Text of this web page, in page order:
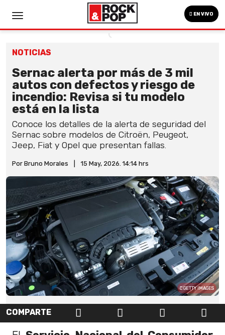
EN VIVO
NOTICIAS
Sernac alerta por más de 3 mil
autos con defectos y riesgo de
incendio: Revisa si tu modelo
está en la lista
Conoce los detalles de la alerta de seguridad del
Sernac sobre modelos de Citroën, Peugeot,
Jeep, Fiat y Opel que presentan fallas.
Por Bruno Morales 15 May, 2026. 14:14 hrs
GETTY IMAGES
COMPARTE